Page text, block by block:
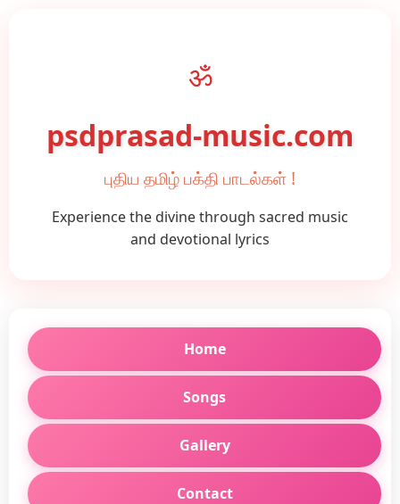
ॐ
psdprasad-music.com
புதிய தமிழ் பக்தி பாடல்கள் !
Experience the divine through sacred music
and devotional lyrics
Home
Songs
Gallery
Contact